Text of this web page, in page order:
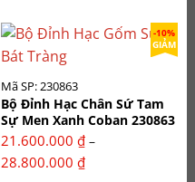
36.000.000 ₫-10%
GIẢM
Mã SP: 230863
Bộ Đỉnh Hạc Chân Sứ Tam
Sự Men Xanh Coban 230863
21.600.000 ₫ –
28.800.000 ₫Khoảng